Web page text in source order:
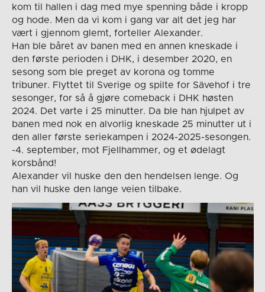
kom til hallen i dag med mye spenning både i kropp
og hode. Men da vi kom i gang var alt det jeg har
vært i gjennom glemt, forteller Alexander.
Han ble båret av banen med en annen kneskade i
den første perioden i DHK, i desember 2020, en
sesong som ble preget av korona og tomme
tribuner. Flyttet til Sverige og spilte for Sävehof i tre
sesonger, for så å gjøre comeback i DHK høsten
2024. Det varte i 25 minutter. Da ble han hjulpet av
banen med nok en alvorlig kneskade 25 minutter ut i
den aller første seriekampen i 2024-2025-sesongen.
-4. september, mot Fjellhammer, og et ødelagt
korsbånd!
Alexander vil huske den den hendelsen lenge. Og
han vil huske den lange veien tilbake.